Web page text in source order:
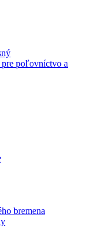
poľovníctvo a
bremena